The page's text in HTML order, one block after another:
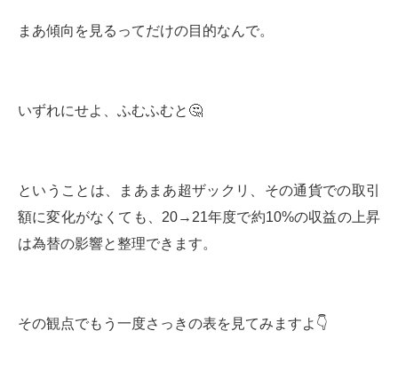
まあ傾向を見るってだけの目的なんで。
いずれにせよ、ふむふむと🤔
ということは、まあまあ超ザックリ、その通貨での取引
額に変化がなくても、20→21年度で約10%の収益の上昇
は為替の影響と整理できます。
その観点でもう一度さっきの表を見てみますよ👇